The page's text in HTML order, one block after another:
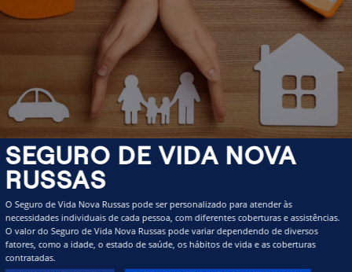
SEGURO DE VIDA NOVA
RUSSAS
O Seguro de Vida Nova Russas pode ser personalizado para atender às
necessidades individuais de cada pessoa, com diferentes coberturas e assistências.
O valor do Seguro de Vida Nova Russas pode variar dependendo de diversos
fatores, como a idade, o estado de saúde, os hábitos de vida e as coberturas
contratadas.